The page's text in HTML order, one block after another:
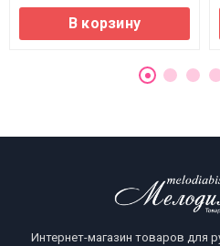
В корзину
Интернет-магазин товаров для